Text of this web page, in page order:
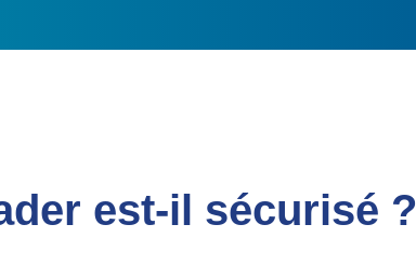
est-il sécurisé ?